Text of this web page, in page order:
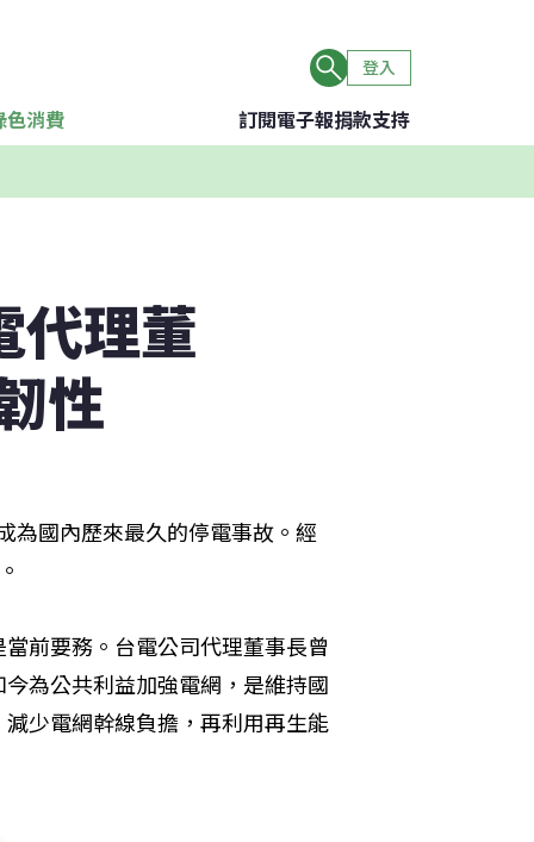
登入
色消費 訂閱電子報捐款支持
代理董
性
為國內歷來最久的停電事故。經
前要務。台電公司代理董事長曾
為公共利益加強電網，是維持國
少電網幹線負擔，再利用再生能